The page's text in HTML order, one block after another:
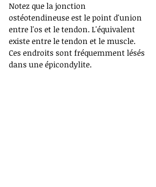
Notez que la jonction
ostéotendineuse est le point d'union
entre l'os et le tendon. L'équivalent
existe entre le tendon et le muscle.
Ces endroits sont fréquemment lésés
dans une épicondylite.